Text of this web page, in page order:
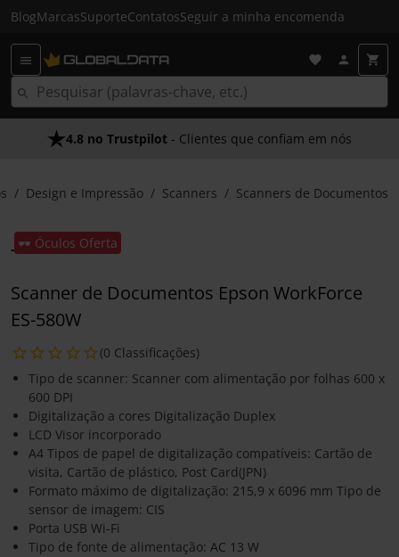
BlogMarcasSuporteContatosSeguir a minha encomenda
4.8 no Trustpilot - Clientes que confiam em nós
Design e Impressão Scanners Scanners de Documentos
🕶️ Óculos Oferta
Scanner de Documentos Epson WorkForce
ES-580W
(0 Classificações)
Tipo de scanner: Scanner com alimentação por folhas 600 x
600 DPI
Digitalização a cores Digitalização Duplex
LCD Visor incorporado
A4 Tipos de papel de digitalização compatíveis: Cartão de
visita, Cartão de plástico, Post Card(JPN)
Formato máximo de digitalização: 215,9 x 6096 mm Tipo de
sensor de imagem: CIS
Porta USB Wi-Fi
Tipo de fonte de alimentação: AC 13 W